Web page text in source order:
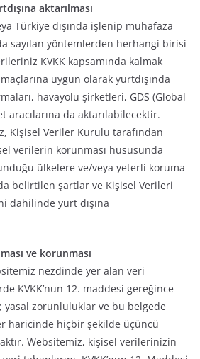
aktarılması
Türkiye dışında işlenip muhafaza
sayılan yöntemlerden herhangi birisi
KVKK kapsamında kalmak
uygun olarak yurtdışında
havayolu şirketleri, GDS (Global
aracılarına da aktarılabilecektir.
Kişisel Veriler Kurulu tarafından
verilerin korunması hususunda
ülkelere ve/veya yeterli koruma
belirtilen şartlar ve Kişisel Verileri
dahilinde yurt dışına
ve korunması
nezdinde yer alan veri
KVKK’nun 12. maddesi gereğince
yasal zorunluluklar ve bu belgede
haricinde hiçbir şekilde üçüncü
Websitemiz, kişisel verilerinizin